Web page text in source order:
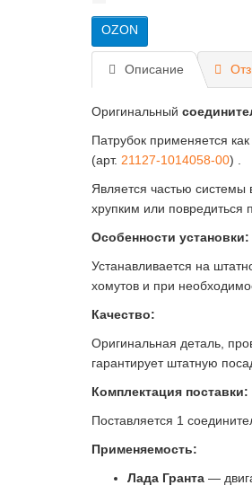
OZON
Описание
Оригинальный
Патрубок применяется
(арт. 21127-1014058-00) .
Является частью системы
хрупким или повредиться
Особенности установки:
Устанавливается на
хомутов и при
Качество:
Оригинальная деталь,
гарантирует штатную
Комплектация поставки:
Поставляется 1
Применяемость:
Лада Гранта —